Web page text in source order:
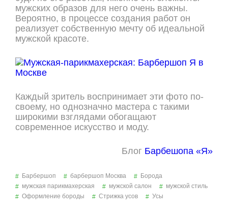
мужских образов для него очень важны.
Вероятно, в процессе создания работ он
реализует собственную мечту об идеальной
мужской красоте.
Каждый зритель воспринимает эти фото по-
своему, но однозначно мастера с такими
широкими взглядами обогащают
современное искусство и моду.
Блог Барбешопа «Я»
Барбершоп барбершоп Москва
Борода
мужская парикмахерская
мужской салон
мужской стиль
Оформление бороды
Стрижка усов Усы